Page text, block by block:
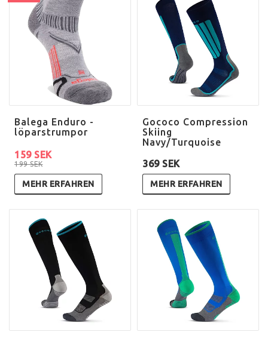
Balega Enduro -
löparstrumpor
199 SEK
159 SEK
MEHR ERFAHREN
Gococo Compression
Skiing
Navy/Turquoise
369 SEK
MEHR ERFAHREN